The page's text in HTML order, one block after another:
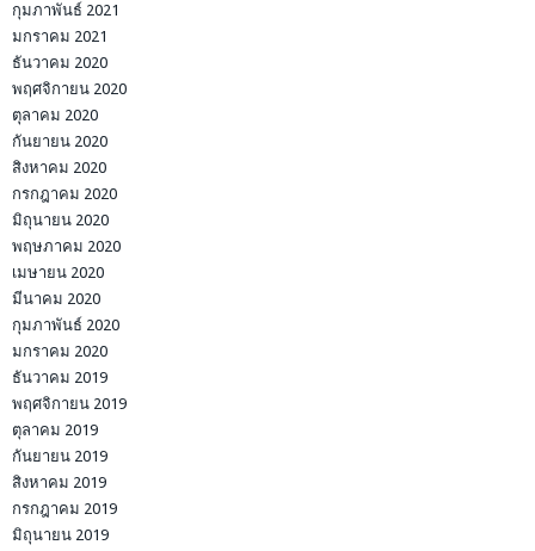
กุมภาพันธ์ 2021
มกราคม 2021
ธันวาคม 2020
พฤศจิกายน 2020
ตุลาคม 2020
กันยายน 2020
สิงหาคม 2020
กรกฎาคม 2020
มิถุนายน 2020
พฤษภาคม 2020
เมษายน 2020
มีนาคม 2020
กุมภาพันธ์ 2020
มกราคม 2020
ธันวาคม 2019
พฤศจิกายน 2019
ตุลาคม 2019
กันยายน 2019
สิงหาคม 2019
กรกฎาคม 2019
มิถุนายน 2019